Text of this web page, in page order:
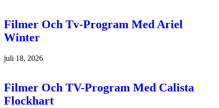
Filmer Och Tv-Program Med Ariel
Winter
juli 18, 2026
Filmer Och TV-Program Med Calista
Flockhart